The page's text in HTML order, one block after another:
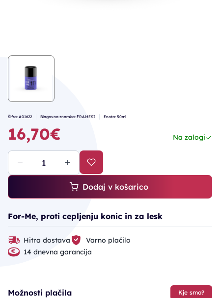
Šifra: A01622 Blagovna znamka: FRAMESI Enota: 50ml
16,70€ Na zalogi
Dodaj v košarico
For-Me, proti cepljenju konic in za lesk
Hitra dostava
Varno plačilo
14 dnevna garancija
Možnosti plačila Kje smo?